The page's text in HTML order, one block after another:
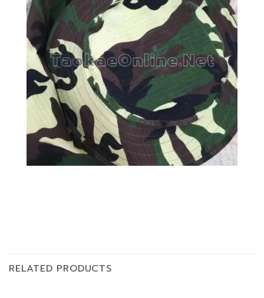
RELATED PRODUCTS